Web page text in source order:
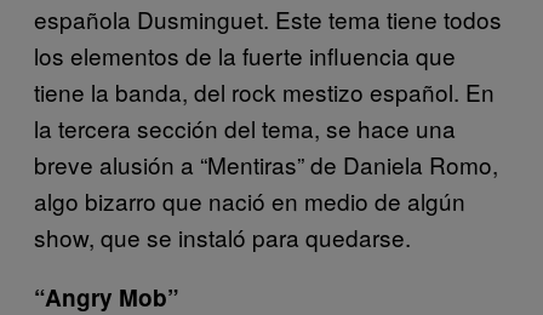
española Dusminguet. Este tema tiene todos
los elementos de la fuerte influencia que
tiene la banda, del rock mestizo español. En
la tercera sección del tema, se hace una
breve alusión a “Mentiras” de Daniela Romo,
algo bizarro que nació en medio de algún
show, que se instaló para quedarse.
“Angry Mob”